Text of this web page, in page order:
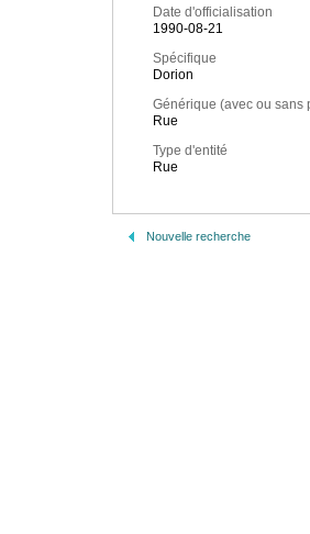
Date d'officialisation
1990-08-21
Spécifique
Dorion
Générique (avec ou sans
Rue
Type d'entité
Rue
Nouvelle recherche